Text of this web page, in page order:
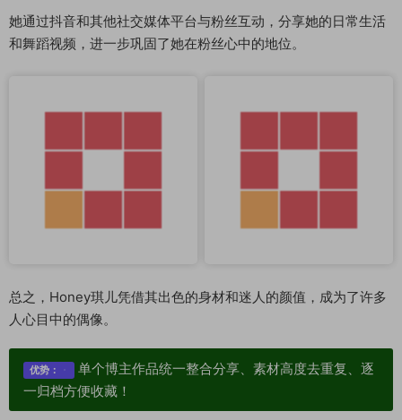
她通过抖音和其他社交媒体平台与粉丝互动，分享她的日常生活
和舞蹈视频，进一步巩固了她在粉丝心中的地位。
总之，Honey琪儿凭借其出色的身材和迷人的颜值，成为了许多
人心目中的偶像。
优势：
单个博主作品统一整合分享、素材高度去重复、逐
一归档方便收藏！